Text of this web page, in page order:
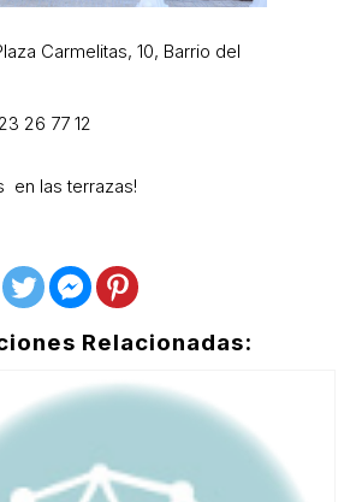
Carmelitas, 10, Barrio del
26 77 12
en las terrazas!
Relacionadas: